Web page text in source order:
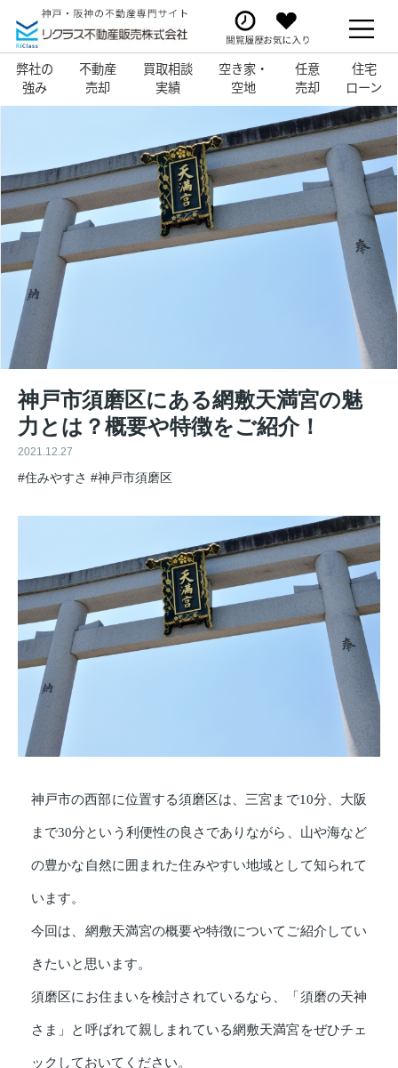
弊社の
強み
不動産
売却
買取相談
実績
空き家・
空地
任意
売却
住宅
ローン
神戸市須磨区にある網敷天満宮の魅
力とは？概要や特徴をご紹介！
2021.12.27
#住みやすさ #神戸市須磨区
神戸市の西部に位置する須磨区は、三宮まで10分、大阪
まで30分という利便性の良さでありながら、山や海など
の豊かな自然に囲まれた住みやすい地域として知られて
います。
今回は、網敷天満宮の概要や特徴についてご紹介してい
きたいと思います。
須磨区にお住まいを検討されているなら、「須磨の天神
さま」と呼ばれて親しまれている網敷天満宮をぜひチェ
ックしておいてください。